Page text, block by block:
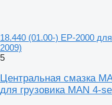
18.440 (01.00-) EP-2000
2009)
5
Центральная смазка
для грузовика MAN 4-